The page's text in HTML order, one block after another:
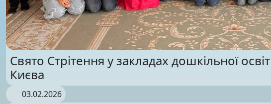
Свято Стрітення у закладах дошкільної
Києва
03.02.2026